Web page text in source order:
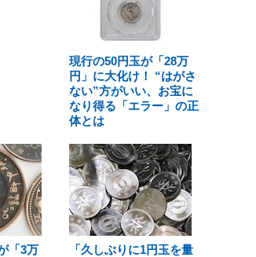
現行の50円玉が「28万
円」に大化け！ “はがさ
ない”方がいい、お宝に
なり得る「エラー」の正
体とは
「3万
「久しぶりに1円玉を量